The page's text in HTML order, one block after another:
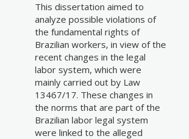
This dissertation aimed to
analyze possible violations of
the fundamental rights of
Brazilian workers, in view of the
recent changes in the legal
labor system, which were
mainly carried out by Law
13467/17. These changes in
the norms that are part of the
Brazilian labor legal system
were linked to the alleged